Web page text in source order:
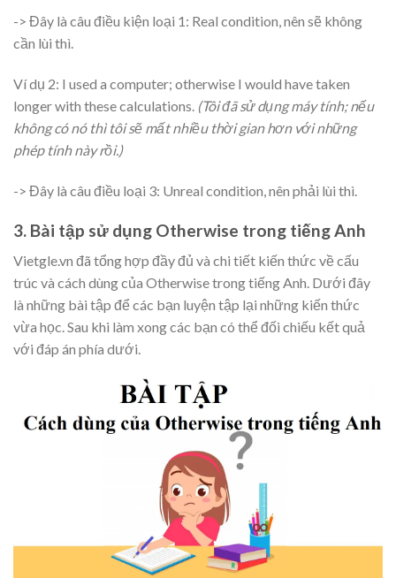
-> Đây là câu điều kiện loại 1: Real condition, nên sẽ không
cần lùi thì.
Ví dụ 2: I used a computer; otherwise I would have taken
longer with these calculations. (Tôi đã sử dụng máy tính; nếu
không có nó thì tôi sẽ mất nhiều thời gian hơn với những
phép tính này rồi.)
-> Đây là câu điều loại 3: Unreal condition, nên phải lùi thì.
3. Bài tập sử dụng Otherwise trong tiếng Anh
Vietgle.vn đã tổng hợp đầy đủ và chi tiết kiến thức về cấu
trúc và cách dùng của Otherwise trong tiếng Anh. Dưới đây
là những bài tập để các bạn luyện tập lại những kiến thức
vừa học. Sau khi làm xong các bạn có thể đối chiếu kết quả
với đáp án phía dưới.